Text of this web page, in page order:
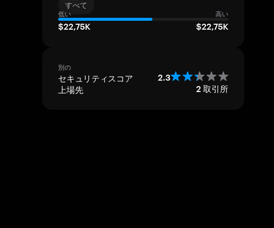
すべて
低い 高い
$22,75K $22,75K
別の
セキュリティスコア 2.3
上場先 2 取引所